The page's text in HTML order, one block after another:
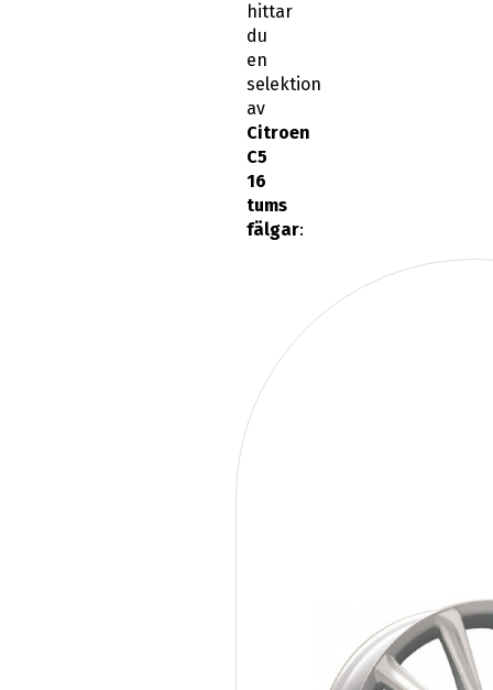
hittar
du
en
selektion
av
Citroen
C5
16
tums
fälgar: